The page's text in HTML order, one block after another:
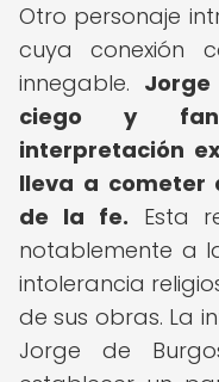
Otro personaje
cuya conexión
innegable.
ciego y
interpretación
lleva a cometer
de la fe. Esta
notablemente a
intolerancia
de sus obras. La
Jorge de